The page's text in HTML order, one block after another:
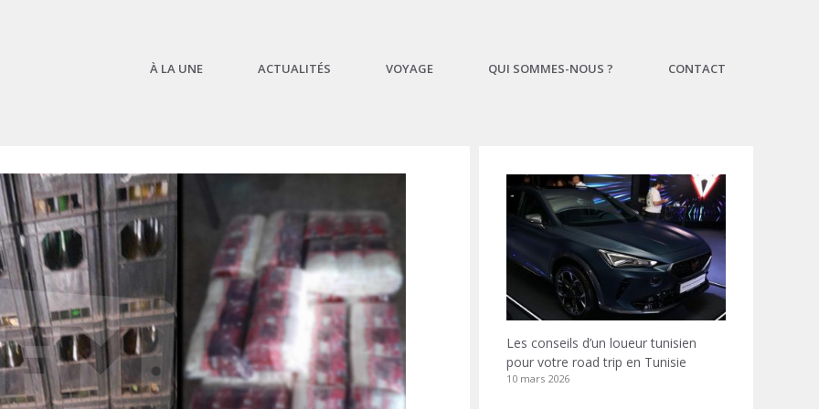
À LA UNE ACTUALITÉS VOYAGE QUI SOMMES-NOUS ? CONTACT
Les conseils d’un loueur tunisien
pour votre road trip en Tunisie
10 mars 2026